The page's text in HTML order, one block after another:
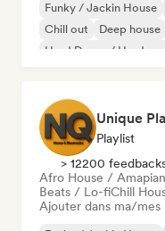
Funky / Jackin House
Chill out
Deep house
Hard Dance /
Unique
Playlist
> 12200
Afro House /
Beats / Lo-fiChill
Ajouter dans ma/mes